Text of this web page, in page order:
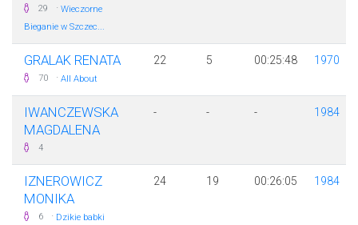
29 · Wieczorne
Bieganie w Szczec...
GRALAK RENATA
70 · All About
22 5 00:25:48 1970
IWANCZEWSKA
MAGDALENA
4
- - - 1984
IZNEROWICZ
MONIKA
6 · Dzikie babki
24 19 00:26:05 1984